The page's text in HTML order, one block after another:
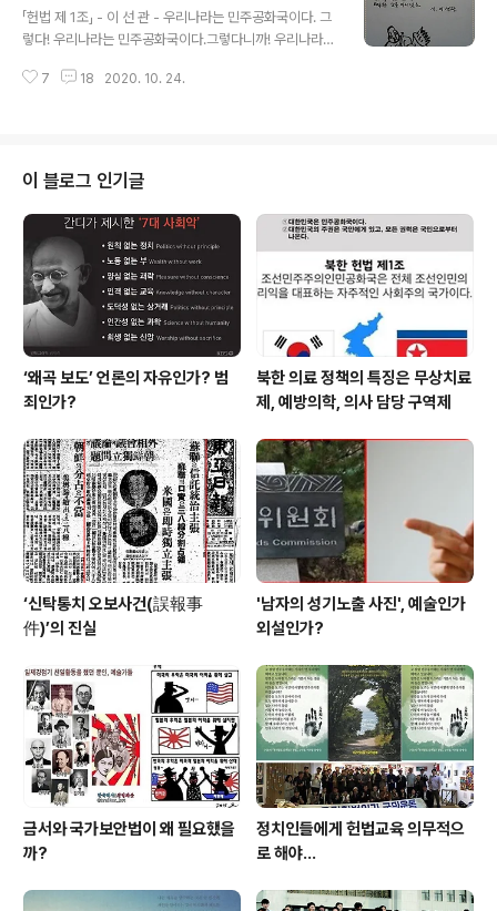
는 길마다 말하지 않은 쓸쓸한 그늘 짙게 있지만 내가 가지
않을 수 있는 길은 없었다 그 어떤 쓰라린 길도 내게 물어오
여 있는 길이라면 더욱 가슴 아리고 그것이 내 발길이 데려
「헌법 제 1조」 - 이 선 관 - 우리나라는 민주공화국이다. 그
렇다! 우리나라는 민주공화국이다.그렇다니까! 우리나라는
...... 그래. 우리나라는 민주공화국이다. ...... 허긴 그래. 「보
을 생각하고가정을 고민하고이웃을 사랑하고그렇게 하다
가, 하다가, 하다가 사치다, 방탕이다, 기만이다, 허구다,사
기다, 위선이다, 육백이다, 허무다,주택복권이 될 수 없음을
알고 알다가바보다, 천치다, 축구다, 버꾸기다. 어느새 시내
로 나온 나는창동 십자로에 서서처용가를 부른다처용춤을
춘다..
7 18 2020. 10. 24.
이 블로그 인기글
‘왜곡 보도’ 언론의 자유인가? 범
죄인가?
북한 의료 정책의 특징은 무상치료
제, 예방의학, 의사 담당 구역제
‘신탁통치 오보사건(誤報事
件)’의 진실
'남자의 성기노출 사진', 예술인가
외설인가?
금서와 국가보안법이 왜 필요했을
까?
정치인들에게 헌법교육 의무적으
로 해야…